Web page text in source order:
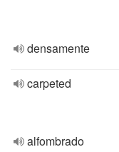
densamente
carpeted
alfombrado